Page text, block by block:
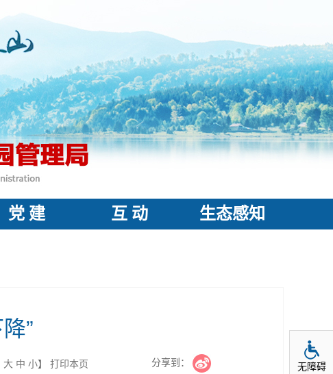
党 建 互 动 生态感知
”
大 中 小】 打印本页 分享到： 无障碍